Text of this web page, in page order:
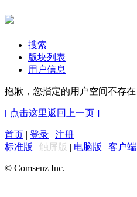
搜索
版块列表
用户信息
抱歉，您指定的用户空间不存在
[ 点击这里返回上一页 ]
首页 | 登录 | 注册
标准版 | 触屏版 | 电脑版 | 客户端
© Comsenz Inc.